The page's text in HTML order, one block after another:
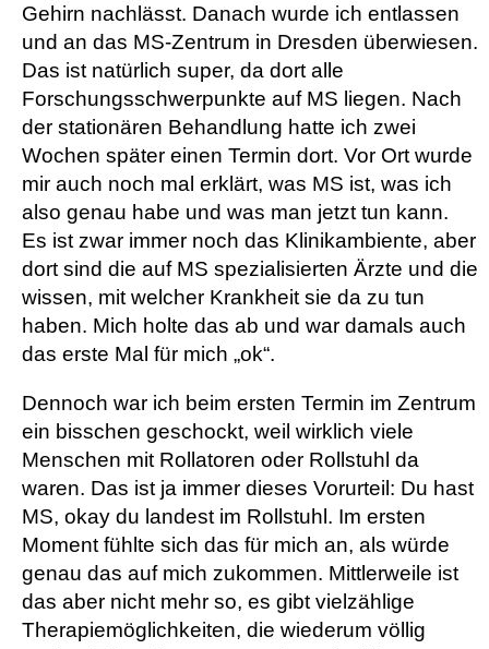
Gehirn nachlässt. Danach wurde ich entlassen
und an das MS-Zentrum in Dresden überwiesen.
Das ist natürlich super, da dort alle
Forschungsschwerpunkte auf MS liegen. Nach
der stationären Behandlung hatte ich zwei
Wochen später einen Termin dort. Vor Ort wurde
mir auch noch mal erklärt, was MS ist, was ich
also genau habe und was man jetzt tun kann.
Es ist zwar immer noch das Klinikambiente, aber
dort sind die auf MS spezialisierten Ärzte und die
wissen, mit welcher Krankheit sie da zu tun
haben. Mich holte das ab und war damals auch
das erste Mal für mich „ok“.
Dennoch war ich beim ersten Termin im Zentrum
ein bisschen geschockt, weil wirklich viele
Menschen mit Rollatoren oder Rollstuhl da
waren. Das ist ja immer dieses Vorurteil: Du hast
MS, okay du landest im Rollstuhl. Im ersten
Moment fühlte sich das für mich an, als würde
genau das auf mich zukommen. Mittlerweile ist
das aber nicht mehr so, es gibt vielzählige
Therapiemöglichkeiten, die wiederum völlig